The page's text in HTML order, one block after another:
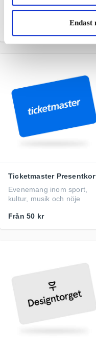
Endast
spel direkt till dig
Ticketmaster
Evenemang inom sport,
kultur, musik och nöje
Från 50 kr